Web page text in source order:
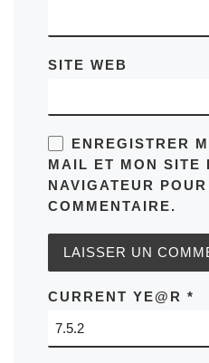
SITE WEB
ENREGISTRER
MAIL ET MON SITE
NAVIGATEUR
COMMENTAIRE.
CURRENT YE@R *